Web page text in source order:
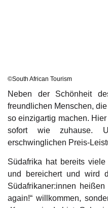
©South African Tourism
Neben der Schönheit
freundlichen Menschen,
so einzigartig machen.
sofort wie zuhause.
erschwinglichen Preis-
Südafrika hat bereits
und bereichert und wird
Südafrikaner:innen
again!“ willkommen,